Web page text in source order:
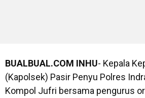
BUALBUAL.COM INHU- Kepala
(Kapolsek) Pasir Penyu Polres
Kompol Jufri bersama pengurus